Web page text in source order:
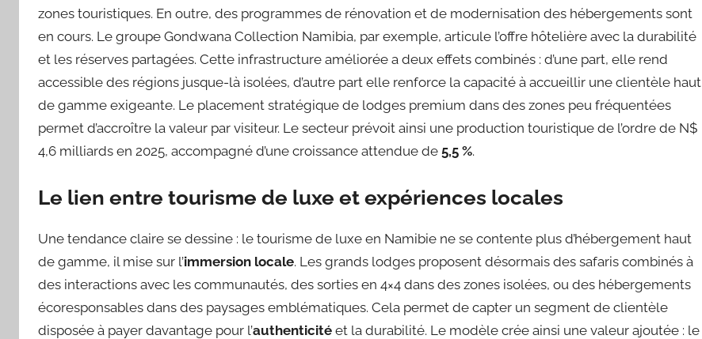
zones touristiques. En outre, des programmes de rénovation et de modernisation des hébergements sont
en cours. Le groupe Gondwana Collection Namibia, par exemple, articule l’offre hôtelière avec la durabilité
et les réserves partagées. Cette infrastructure améliorée a deux effets combinés : d’une part, elle rend
accessible des régions jusque-là isolées, d’autre part elle renforce la capacité à accueillir une clientèle haut
de gamme exigeante. Le placement stratégique de lodges premium dans des zones peu fréquentées
permet d’accroître la valeur par visiteur. Le secteur prévoit ainsi une production touristique de l’ordre de N$
4,6 milliards en 2025, accompagné d’une croissance attendue de 5,5 %.
Le lien entre tourisme de luxe et expériences locales
Une tendance claire se dessine : le tourisme de luxe en Namibie ne se contente plus d’hébergement haut
de gamme, il mise sur l’immersion locale. Les grands lodges proposent désormais des safaris combinés à
des interactions avec les communautés, des sorties en 4×4 dans des zones isolées, ou des hébergements
écoresponsables dans des paysages emblématiques. Cela permet de capter un segment de clientèle
disposée à payer davantage pour l’authenticité et la durabilité. Le modèle crée ainsi une valeur ajoutée : le